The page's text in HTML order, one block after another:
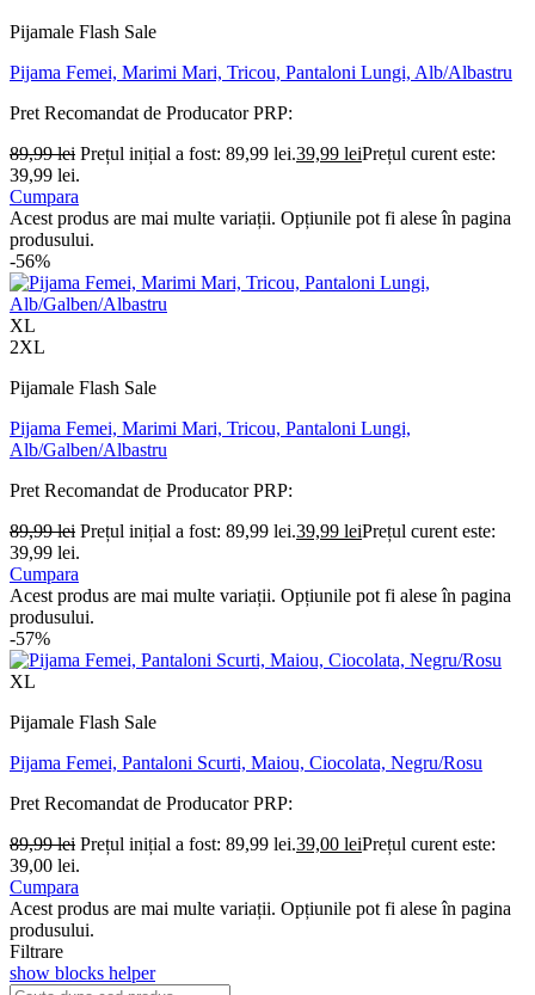
Pijamale Flash Sale
Pijama Femei, Marimi Mari, Tricou, Pantaloni Lungi, Alb/Albastru
Pret Recomandat de ProducatorPRP:
89,99lei Prețul inițial a fost: 89,99 lei.39,99 leiPrețul curent este:
39,99 lei.
Cumpara
Acest produs are mai multe variații. Opțiunile pot fi alese în pagina
produsului.
-56%
XL
2XL
Pijamale Flash Sale
Pijama Femei, Marimi Mari, Tricou, Pantaloni Lungi,
Alb/Galben/Albastru
Pret Recomandat de ProducatorPRP:
89,99lei Prețul inițial a fost: 89,99 lei.39,99 leiPrețul curent este:
39,99 lei.
Cumpara
Acest produs are mai multe variații. Opțiunile pot fi alese în pagina
produsului.
-57%
XL
Pijamale Flash Sale
Pijama Femei, Pantaloni Scurti, Maiou, Ciocolata, Negru/Rosu
Pret Recomandat de ProducatorPRP:
89,99lei Prețul inițial a fost: 89,99 lei.39,00 leiPrețul curent este:
39,00 lei.
Cumpara
Acest produs are mai multe variații. Opțiunile pot fi alese în pagina
produsului.
Filtrare
show blocks helper